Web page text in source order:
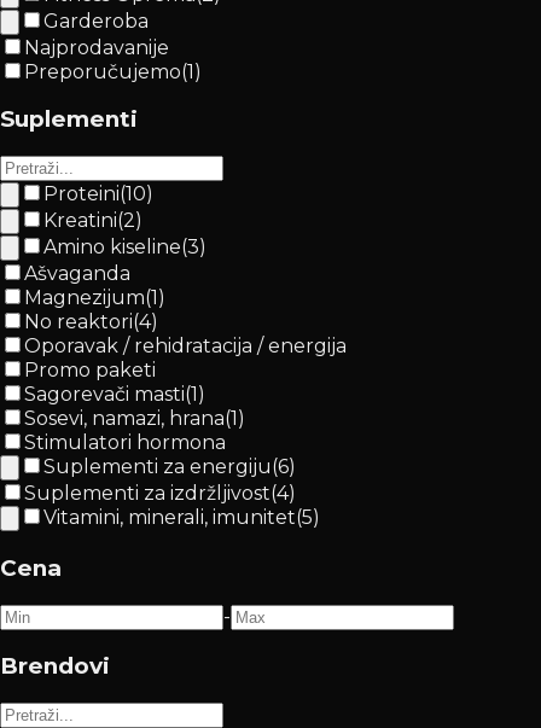
Garderoba
Najprodavanije
Preporučujemo(1)
Suplementi
Proteini(10)
Kreatini(2)
Amino kiseline(3)
Ašvaganda
Magnezijum(1 )
No reaktori(4)
Oporavak / rehidratacija / energija
Promo paketi
Sagorevači masti(1 )
Sosevi, namazi, hrana(1 )
Stimulatori hormona
Suplementi za energiju(6)
Suplementi za izdržljivost(4)
Vitamini, minerali, imunitet(5)
Cena
-
Brendovi